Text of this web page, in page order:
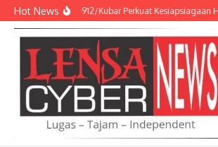
Lewati ke konten
Hot NewsKodim 0912/Kubar Perkuat Kesiapsiagaan